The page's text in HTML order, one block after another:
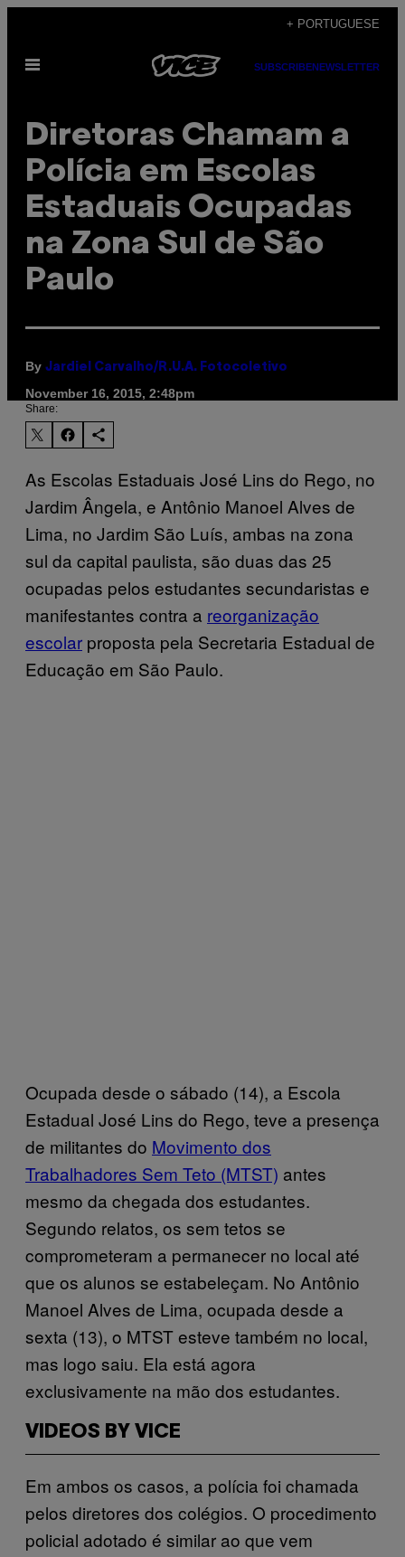
content
+ PORTUGUESE
Open
SUBSCRIBENEWSLETTER
Diretoras Chamam a
Polícia em Escolas
Estaduais Ocupadas
na Zona Sul de São
Paulo
By Jardiel Carvalho/R.U.A. Fotocoletivo
November 16, 2015, 2:48pm
Share:
As Escolas Estaduais José Lins do Rego, no
Jardim Ângela, e Antônio Manoel Alves de
Lima, no Jardim São Luís, ambas na zona
sul da capital paulista, são duas das 25
ocupadas pelos estudantes secundaristas e
manifestantes contra a reorganização
escolar proposta pela Secretaria Estadual de
Educação em São Paulo.
Ocupada desde o sábado (14), a Escola
Estadual José Lins do Rego, teve a presença
de militantes do Movimento dos
Trabalhadores Sem Teto (MTST) antes
mesmo da chegada dos estudantes.
Segundo relatos, os sem tetos se
comprometeram a permanecer no local até
que os alunos se estabeleçam. No Antônio
Manoel Alves de Lima, ocupada desde a
sexta (13), o MTST esteve também no local,
mas logo saiu. Ela está agora
exclusivamente na mão dos estudantes.
VIDEOS BY VICE
Em ambos os casos, a polícia foi chamada
pelos diretores dos colégios. O procedimento
policial adotado é similar ao que vem